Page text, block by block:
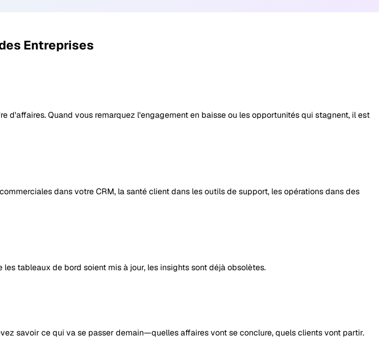
Entreprises
Quand vous remarquez l'engagement en baisse ou les opportunités qui stagnent, il est
dans votre CRM, la santé client dans les outils de support, les opérations dans des
tableaux de bord soient mis à jour, les insights sont déjà obsolètes.
savoir ce qui va se passer demain—quelles affaires vont se conclure, quels clients vont partir.